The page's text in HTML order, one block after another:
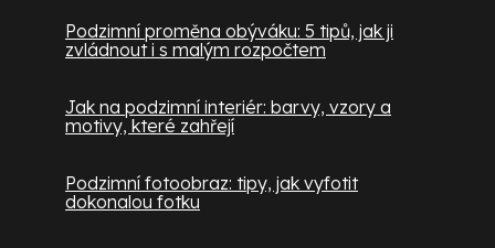
Podzimní proměna obýváku: 5 tipů, jak ji
zvládnout i s malým rozpočtem
Jak na podzimní interiér: barvy, vzory a
motivy, které zahřejí
Podzimní fotoobraz: tipy, jak vyfotit
dokonalou fotku